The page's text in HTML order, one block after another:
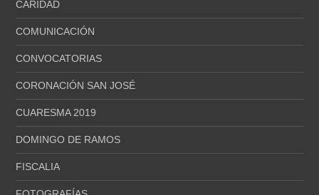
CARIDAD
COMUNICACIÓN
CONVOCATORIAS
CORONACIÓN SAN JOSÉ
CUARESMA 2019
DOMINGO DE RAMOS
FISCALIA